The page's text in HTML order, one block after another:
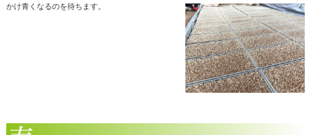
かけ青くなるのを待ちます。